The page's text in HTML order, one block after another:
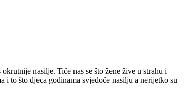
nasilje. Tiče nas se što žene žive u strahu i
i to što djeca godinama svjedoče nasilju a nerijetko su